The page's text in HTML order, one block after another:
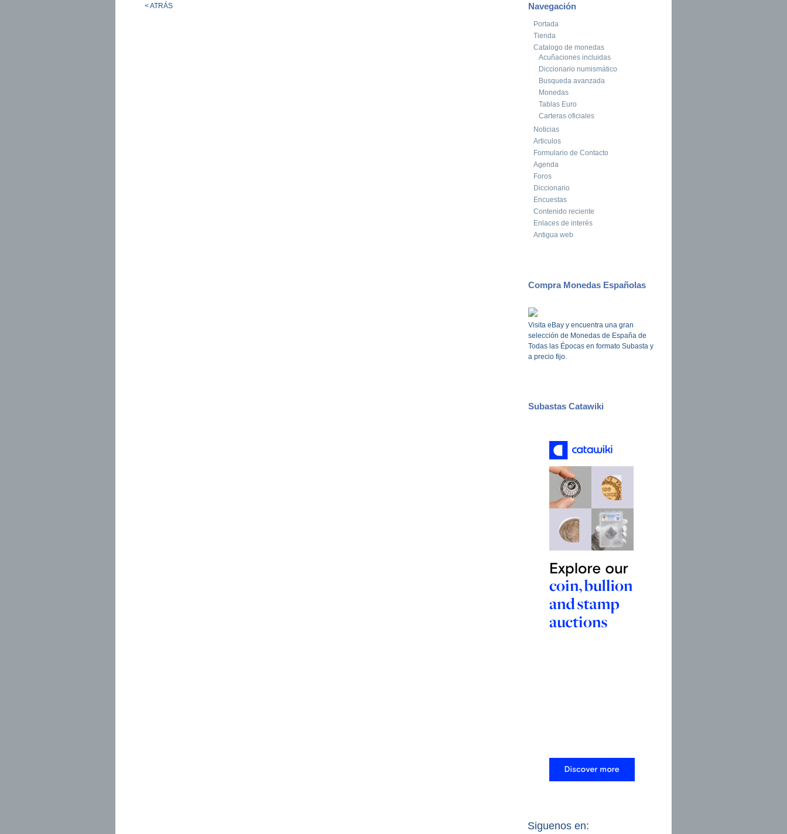
< ATRÁS Navegación
Portada
Tienda
Catalogo de monedas
Acuñaciones incluidas
Diccionario numismático
Busqueda avanzada
Monedas
Tablas Euro
Carteras oficiales
Noticias
Articulos
Formulario de Contacto
Agenda
Foros
Diccionario
Encuestas
Contenido reciente
Enlaces de interés
Antigua web
Compra Monedas Españolas
Visita eBay y encuentra una gran
selección de Monedas de España de
Todas las Épocas en formato Subasta y
a precio fijo.
Subastas Catawiki
Siguenos en: